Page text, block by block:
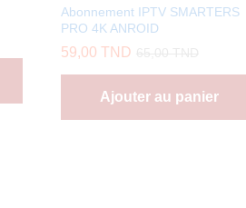
Abonnement IPTV SMARTERS
PRO 4K ANROID
59,00 TND
Ajouter au panier